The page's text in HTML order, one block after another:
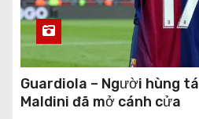
Guardiola – Người hùng
Maldini đã mở cánh cửa